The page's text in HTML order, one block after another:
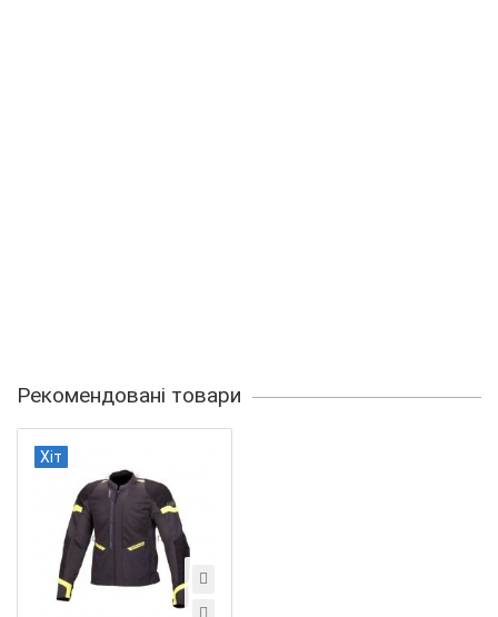
Рекомендовані товари
Хіт